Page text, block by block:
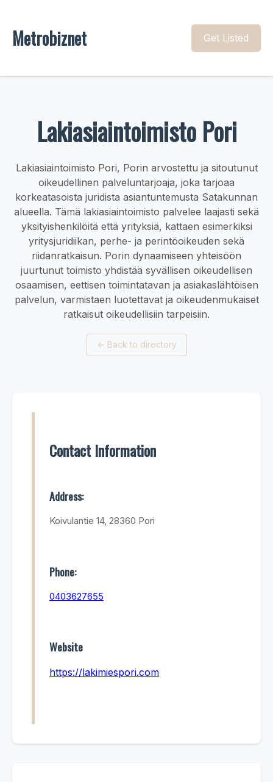
Metrobiznet Get Listed
Lakiasiaintoimisto Pori
Lakiasiaintoimisto Pori, Porin arvostettu ja sitoutunut
oikeudellinen palveluntarjoaja, joka tarjoaa
korkeatasoista juridista asiantuntemusta Satakunnan
alueella. Tämä lakiasiaintoimisto palvelee laajasti sekä
yksityishenkilöitä että yrityksiä, kattaen esimerkiksi
yritysjuridiikan, perhe- ja perintöoikeuden sekä
riidanratkaisun. Porin dynaamiseen yhteisöön
juurtunut toimisto yhdistää syvällisen oikeudellisen
osaamisen, eettisen toimintatavan ja asiakaslähtöisen
palvelun, varmistaen luotettavat ja oikeudenmukaiset
ratkaisut oikeudellisiin tarpeisiin.
← Back to directory
Contact Information
Address:
Koivulantie 14, 28360 Pori
Phone:
0403627655
Website
https://lakimiespori.com